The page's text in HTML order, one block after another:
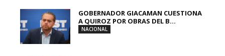
GOBERNADOR GIACAMAN CUESTIONA
A QUIROZ POR OBRAS DEL B...
NACIONAL